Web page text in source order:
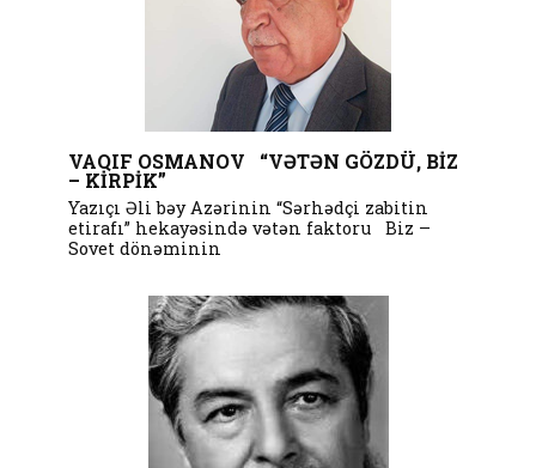
VAQIF OSMANOV “VƏTƏN GÖZDÜ, BİZ
– KİRPİK”
Yazıçı Əli bəy Azərinin “Sərhədçi zabitin
etirafı” hekayəsində vətən faktoru Biz –
Sovet dönəminin